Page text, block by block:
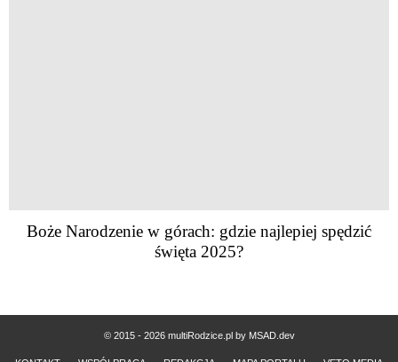
Boże Narodzenie w górach: gdzie najlepiej spędzić
święta 2025?
© 2015 - 2026 multiRodzice.pl by MSAD.dev